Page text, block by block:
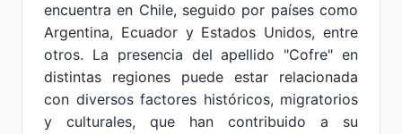
encuentra en Chile, seguido por países como
Argentina, Ecuador y Estados Unidos, entre
otros. La presencia del apellido "Cofre" en
distintas regiones puede estar relacionada
con diversos factores históricos, migratorios
y culturales, que han contribuido a su